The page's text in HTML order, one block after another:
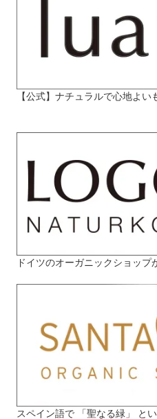
【公式】ナチュラルで心地よい
ドイツのオーガニックショップ
スペイン語で 「聖なる緑」 と